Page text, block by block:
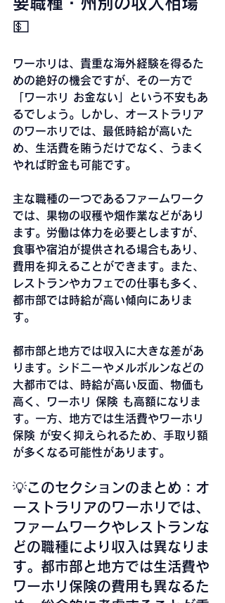
💵
ワーホリは、貴重な海外経験を得るた
めの絶好の機会ですが、その一方で
「ワーホリ お金ない」という不安もあ
るでしょう。しかし、オーストラリア
のワーホリでは、最低時給が高いた
め、生活費を賄うだけでなく、うまく
やれば貯金も可能です。
主な職種の一つであるファームワーク
では、果物の収穫や畑作業などがあり
ます。労働は体力を必要としますが、
食事や宿泊が提供される場合もあり、
費用を抑えることができます。また、
レストランやカフェでの仕事も多く、
都市部では時給が高い傾向にありま
す。
都市部と地方では収入に大きな差があ
ります。シドニーやメルボルンなどの
大都市では、時給が高い反面、物価も
高く、ワーホリ 保険 も高額になりま
す。一方、地方では生活費やワーホリ
保険 が安く抑えられるため、手取り額
が多くなる可能性があります。
💡このセクションのまとめ：オ
ーストラリアのワーホリでは、
ファームワークやレストランな
どの職種により収入は異なりま
す。都市部と地方では生活費や
ワーホリ保険の費用も異なるた